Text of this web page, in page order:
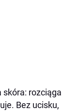
skóra: rozciąga
Bez ucisku,